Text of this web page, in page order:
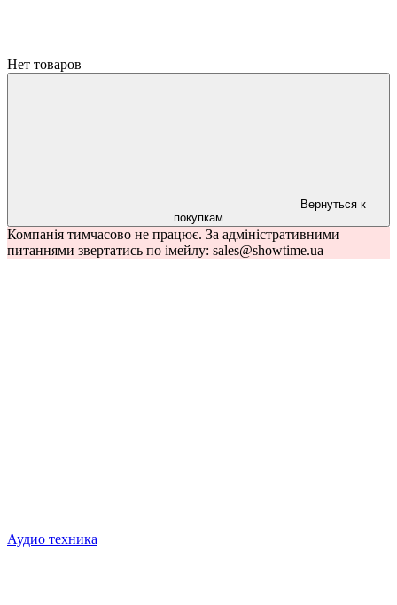
Нет товаров
Вернуться к
покупкам
Компанія тимчасово не працює. За адміністративними
питаннями звертатись по імейлу: sales@showtime.ua
Аудио техника